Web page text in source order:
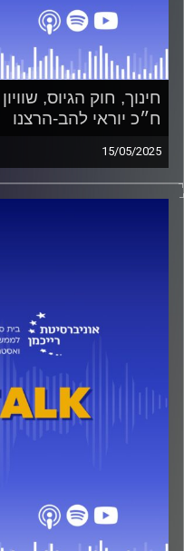
חינוך, חוק הגיוס,
ח״כ יוראי להב-הרצנו
15/05/2025
בפרק הזה אנחנו מדברים
האישי מהתנדבות לצה"ל
ננסה להבין איך נראית
ערכים גם כשהם נתקלים
הדור שלנו, שחי בין יוקר
קרדיט תמונות:בית ספר